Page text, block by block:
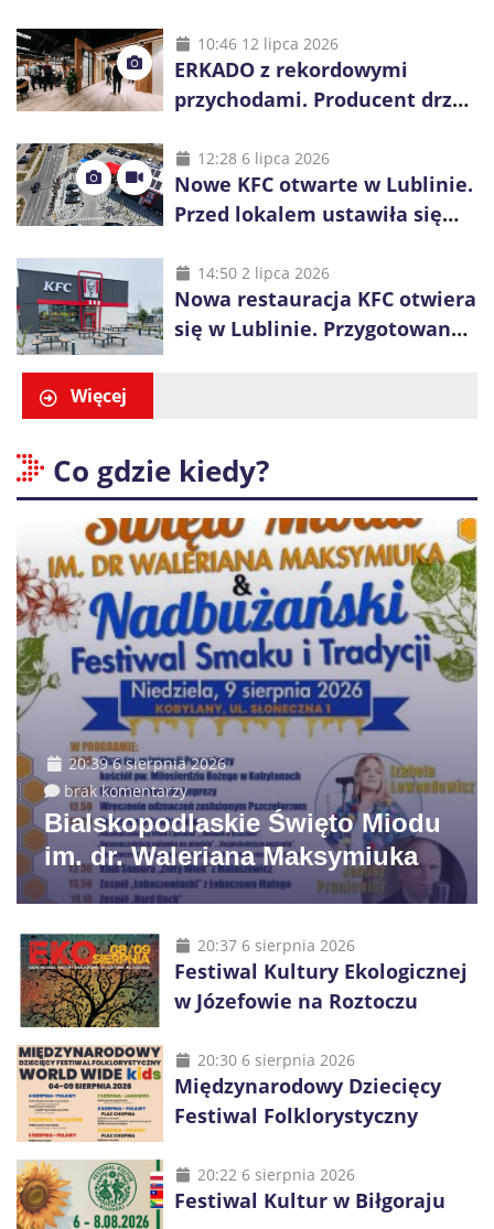
10:46 12 lipca 2026
ERKADO z rekordowymi
przychodami. Producent drzwi
inwestycje
12:28 6 lipca 2026
Nowe KFC otwarte w Lublinie.
Przed lokalem ustawiła się
14:50 2 lipca 2026
Nowa restauracja KFC otwiera
się w Lublinie. Przygotowano
Więcej
Co gdzie kiedy?
20:39 6 sierpnia 2026
brak komentarzy
Bialskopodlaskie Święto Miodu
im. dr. Waleriana Maksymiuka
20:37 6 sierpnia 2026
Festiwal Kultury Ekologicznej
w Józefowie na Roztoczu
20:30 6 sierpnia 2026
Międzynarodowy Dziecięcy
Festiwal Folklorystyczny
20:22 6 sierpnia 2026
Festiwal Kultur w Biłgoraju